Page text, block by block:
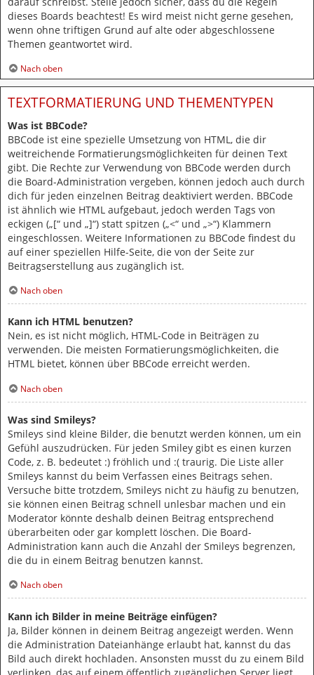
dieses Boards beachtest! Es wird meist nicht gerne gesehen,
wenn ohne triftigen Grund auf alte oder abgeschlossene
Themen geantwortet wird.
Nach oben
TEXTFORMATIERUNG UND THEMENTYPEN
Was ist BBCode?
BBCode ist eine spezielle Umsetzung von HTML, die dir
weitreichende Formatierungsmöglichkeiten für deinen Text
gibt. Die Rechte zur Verwendung von BBCode werden durch
die Board-Administration vergeben, können jedoch auch durch
dich für jeden einzelnen Beitrag deaktiviert werden. BBCode
ist ähnlich wie HTML aufgebaut, jedoch werden Tags von
eckigen („[“ und „]“) statt spitzen („<“ und „>“) Klammern
eingeschlossen. Weitere Informationen zu BBCode findest du
auf einer speziellen Hilfe-Seite, die von der Seite zur
Beitragserstellung aus zugänglich ist.
Nach oben
Kann ich HTML benutzen?
Nein, es ist nicht möglich, HTML-Code in Beiträgen zu
verwenden. Die meisten Formatierungsmöglichkeiten, die
HTML bietet, können über BBCode erreicht werden.
Nach oben
Was sind Smileys?
Smileys sind kleine Bilder, die benutzt werden können, um ein
Gefühl auszudrücken. Für jeden Smiley gibt es einen kurzen
Code, z. B. bedeutet :) fröhlich und :( traurig. Die Liste aller
Smileys kannst du beim Verfassen eines Beitrags sehen.
Versuche bitte trotzdem, Smileys nicht zu häufig zu benutzen,
sie können einen Beitrag schnell unlesbar machen und ein
Moderator könnte deshalb deinen Beitrag entsprechend
überarbeiten oder gar komplett löschen. Die Board-
Administration kann auch die Anzahl der Smileys begrenzen,
die du in einem Beitrag benutzen kannst.
Nach oben
Kann ich Bilder in meine Beiträge einfügen?
Ja, Bilder können in deinem Beitrag angezeigt werden. Wenn
die Administration Dateianhänge erlaubt hat, kannst du das
Bild auch direkt hochladen. Ansonsten musst du zu einem Bild
verlinken, das auf einem öffentlich zugänglichen Server liegt,